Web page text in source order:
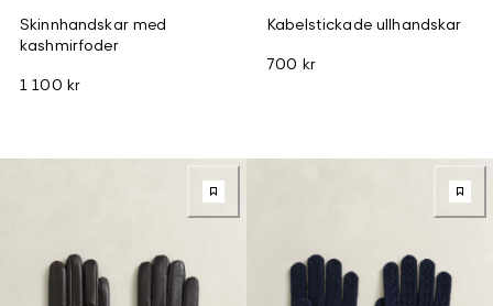
Skinnhandskar med
kashmirfoder
1 100 kr
Kabelstickade ullhandskar
700 kr